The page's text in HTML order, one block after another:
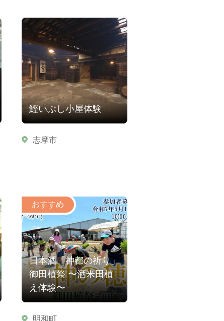
鰹いぶし小屋体験
志摩市
日本酒「神都の祈り」
御田植祭 〜酒米田植
え体験〜
明和町